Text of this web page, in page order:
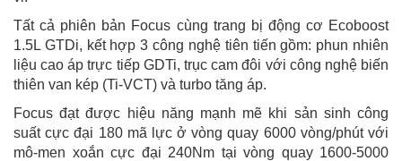
Tất cả phiên bản Focus cùng trang bị động cơ Ecoboost
1.5L GTDi, kết hợp 3 công nghệ tiên tiến gồm: phun nhiên
liệu cao áp trực tiếp GDTi, trục cam đôi với công nghệ biến
thiên van kép (Ti-VCT) và turbo tăng áp.
Focus đạt được hiệu năng mạnh mẽ khi sản sinh công
suất cực đại 180 mã lực ở vòng quay 6000 vòng/phút với
mô-men xoắn cực đại 240Nm tại vòng quay 1600-5000